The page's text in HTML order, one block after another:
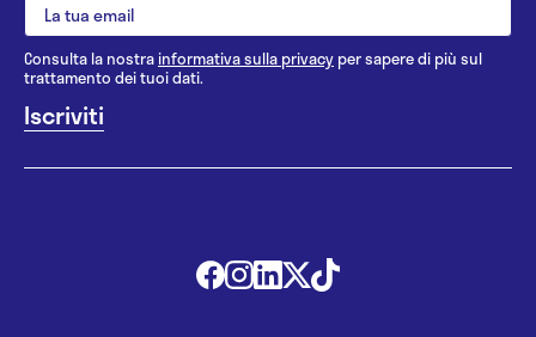
Consulta la nostrainformativa sulla privacy per sapere di più sul
trattamento dei tuoi dati.